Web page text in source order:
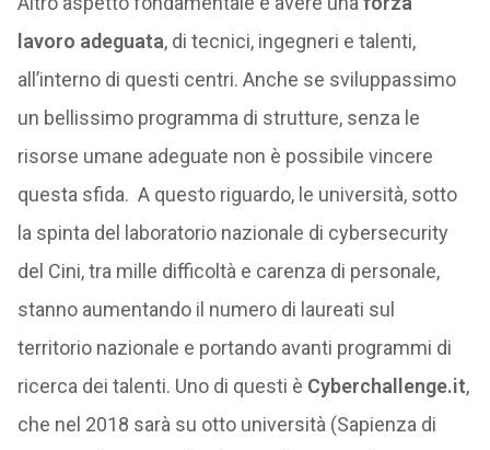
lavoro adeguata, di tecnici, ingegneri e talenti,
all’interno di questi centri. Anche se sviluppassimo
un bellissimo programma di strutture, senza le
risorse umane adeguate non è possibile vincere
questa sfida. A questo riguardo, le università, sotto
la spinta del laboratorio nazionale di cybersecurity
del Cini, tra mille difficoltà e carenza di personale,
stanno aumentando il numero di laureati sul
territorio nazionale e portando avanti programmi di
ricerca dei talenti. Uno di questi è Cyberchallenge.it,
che nel 2018 sarà su otto università (Sapienza di